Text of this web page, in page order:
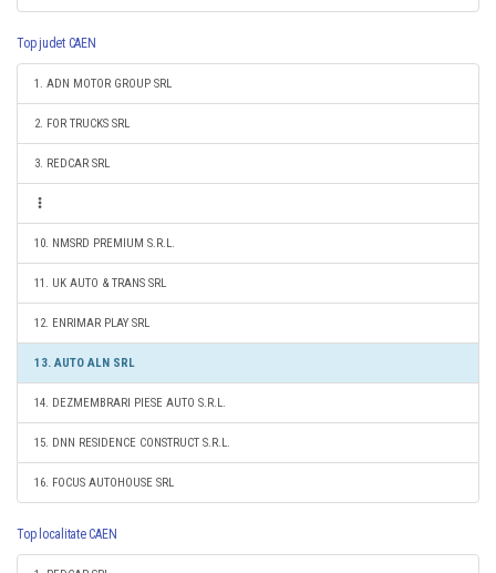
Top judet CAEN
1. ADN MOTOR GROUP SRL
2. FOR TRUCKS SRL
3. REDCAR SRL
10. NMSRD PREMIUM S.R.L.
11. UK AUTO & TRANS SRL
12. ENRIMAR PLAY SRL
13. AUTO ALN SRL
14. DEZMEMBRARI PIESE AUTO S.R.L.
15. DNN RESIDENCE CONSTRUCT S.R.L.
16. FOCUS AUTOHOUSE SRL
Top localitate CAEN